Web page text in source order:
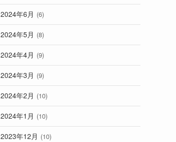
2024年6月 (6)
2024年5月 (8)
2024年4月 (9)
2024年3月 (9)
2024年2月 (10)
2024年1月 (10)
2023年12月 (10)